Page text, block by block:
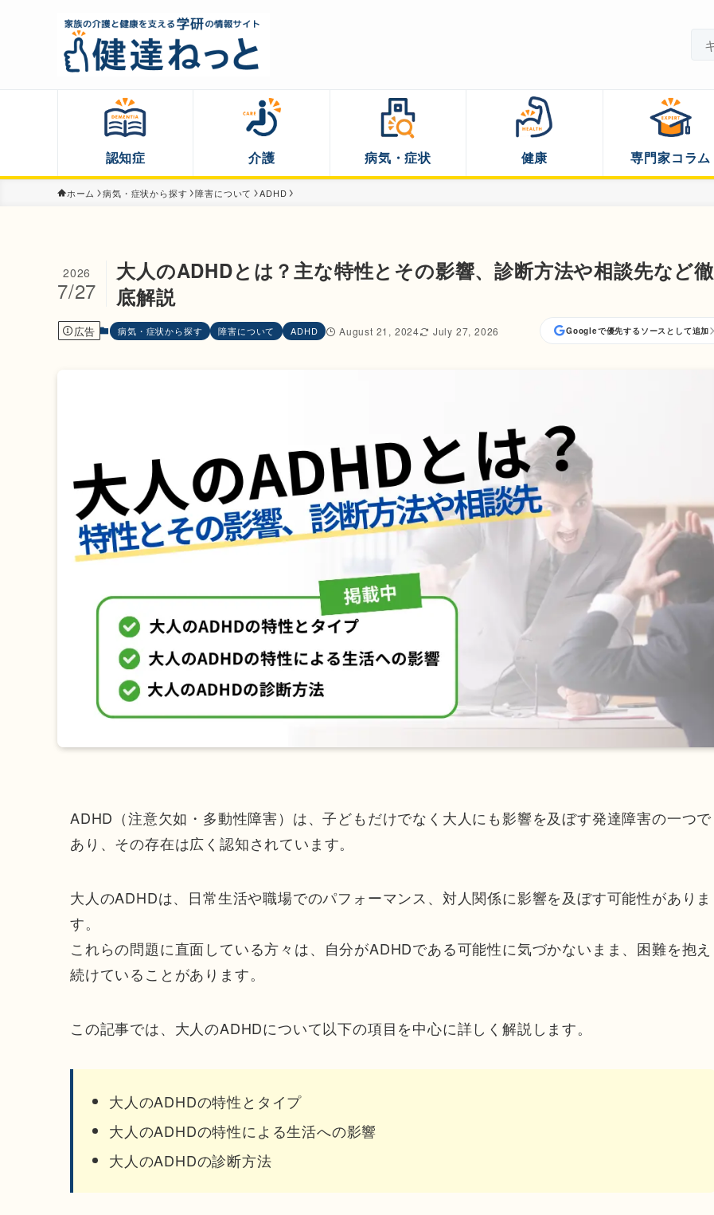
認知症 介護 病気・症状 健康 専門家コラム
ホーム 病気・症状から探す 障害について ADHD
大人のADHDとは？主な特性とその影響、診断方法や相談先など徹
底解説
2026
7/27
広告 病気・症状から探す 障害について ADHD August 21, 2024 July 27, 2026 Googleで優先するソースとして追加
ADHD（注意欠如・多動性障害）は、子どもだけでなく大人にも影響を及ぼす発達障害の一つで
あり、その存在は広く認知されています。
大人のADHDは、日常生活や職場でのパフォーマンス、対人関係に影響を及ぼす可能性がありま
す。
これらの問題に直面している方々は、自分がADHDである可能性に気づかないまま、困難を抱え
続けていることがあります。
この記事では、大人のADHDについて以下の項目を中心に詳しく解説します。
大人のADHDの特性とタイプ
大人のADHDの特性による生活への影響
大人のADHDの診断方法